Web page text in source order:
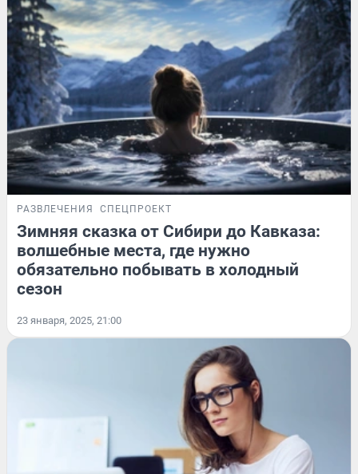
РАЗВЛЕЧЕНИЯ СПЕЦПРОЕКТ
Зимняя сказка от Сибири до Кавказа:
волшебные места, где нужно
обязательно побывать в холодный
сезон
23 января, 2025, 21:00